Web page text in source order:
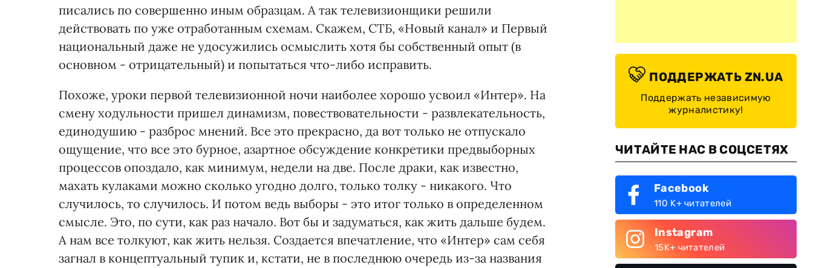
писались по совершенно иным образцам. А так телевизионщики решили
действовать по уже отработанным схемам. Скажем, СТБ, «Новый канал» и Первый
национальный даже не удосужились осмыслить хотя бы собственный опыт (в
основном - отрицательный) и попытаться что-либо исправить.
Похоже, уроки первой телевизионной ночи наиболее хорошо усвоил «Интер». На
смену ходульности пришел динамизм, повествовательности - развлекательность,
единодушию - разброс мнений. Все это прекрасно, да вот только не отпускало
ощущение, что все это бурное, азартное обсуждение конкретики предвыборных
процессов опоздало, как минимум, недели на две. После драки, как известно,
махать кулаками можно сколько угодно долго, только толку - никакого. Что
случилось, то случилось. И потом ведь выборы - это итог только в определенном
смысле. Это, по сути, как раз начало. Вот бы и задуматься, как жить дальше будем.
А нам все толкуют, как жить нельзя. Создается впечатление, что «Интер» сам себя
загнал в концептуальный тупик и, кстати, не в последнюю очередь из-за названия
ПОДДЕРЖАТЬ ZN.UA
Поддержать независимую
журналистику!
ЧИТАЙТЕ НАС В СОЦСЕТЯХ
Facebook
110 K+ читателей
Instagram
15K+ читателей